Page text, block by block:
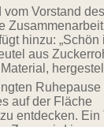
Vorstand
Zusammenarbeit
hinzu: „Schön
aus
auf der Fläche
entdecken. Ein